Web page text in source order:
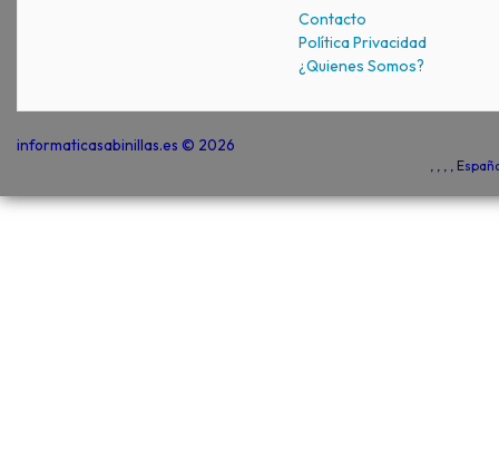
Contacto
Política Privacidad
¿Quienes Somos?
informaticasabinillas.es © 2026
, , , ,